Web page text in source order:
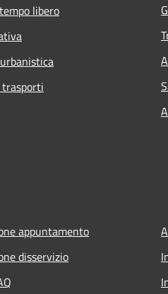
libero
appuntamento
disservizio